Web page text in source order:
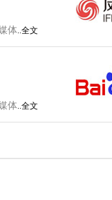
体..全文
体..全文